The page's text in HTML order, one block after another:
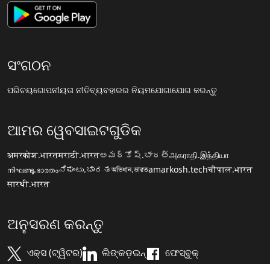
ସଂଗଠନ
ପରିଚୟଗୋପନୀୟତା ନୀତିବ୍ୟବହାରର ନିୟମଯୋଗାଯୋଗ କରନ୍ତୁ
ଆମର ୱେବସାଇଟଗୁଡିକ
अमरकोश.भारतमराठी.भारतఅమర్కోష్.భారత్அகராதி.இந்தியா
നിഘണ്ടു.ഭാരതംನಿಘಂಟು.ಭಾರತঅভিধান.ভারতamarkosh.techचौपाल.भारत
सारथी.भारत
ଅନୁସରଣ କରନ୍ତୁ
ଏକ୍ସ (ଟ୍ୱିଟର) ଲିଙ୍କଡ଼ଇନ୍ ଫେସ୍ବୁକ୍